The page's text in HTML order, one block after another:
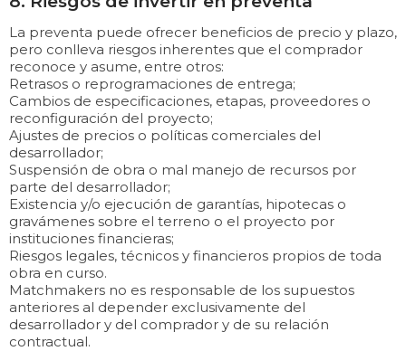
La preventa puede ofrecer beneficios de precio y plazo,
pero conlleva riesgos inherentes que el comprador
reconoce y asume, entre otros:
Retrasos o reprogramaciones de entrega;
Cambios de especificaciones, etapas, proveedores o
reconfiguración del proyecto;
Ajustes de precios o políticas comerciales del
desarrollador;
Suspensión de obra o mal manejo de recursos por
parte del desarrollador;
Existencia y/o ejecución de garantías, hipotecas o
gravámenes sobre el terreno o el proyecto por
instituciones financieras;
Riesgos legales, técnicos y financieros propios de toda
obra en curso.
Matchmakers no es responsable de los supuestos
anteriores al depender exclusivamente del
desarrollador y del comprador y de su relación
contractual.